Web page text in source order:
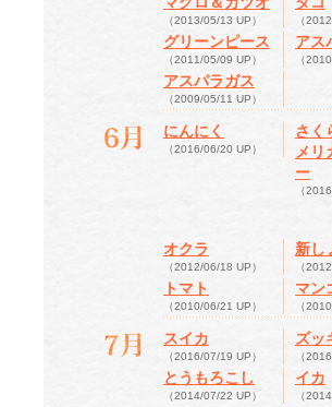
（2013/05/13 UP） （
グリーンピース
（2011/05/09 UP）
アス
（
アスパラガス
（2009/05/11 UP）
にんにく
（2016/06/20 UP）
さく
メリ
ー
（
オクラ
（2012/06/18 UP）
新し
（
トマト
（2010/06/21 UP）
マン
（
スイカ
（2016/07/19 UP）
ズッ
（
とうもろこし
（2014/07/22 UP）
イカ
（